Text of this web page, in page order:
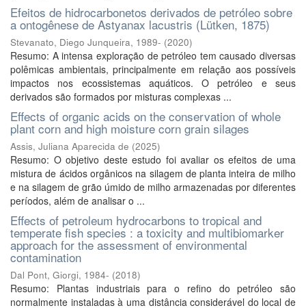
Efeitos de hidrocarbonetos derivados de petróleo sobre
a ontogênese de Astyanax lacustris (Lütken, 1875)
Stevanato, Diego Junqueira, 1989- (2020)
Resumo: A intensa exploração de petróleo tem causado diversas
polêmicas ambientais, principalmente em relação aos possíveis
impactos nos ecossistemas aquáticos. O petróleo e seus
derivados são formados por misturas complexas ...
Effects of organic acids on the conservation of whole
plant corn and high moisture corn grain silages
Assis, Juliana Aparecida de (2025)
Resumo: O objetivo deste estudo foi avaliar os efeitos de uma
mistura de ácidos orgânicos na silagem de planta inteira de milho
e na silagem de grão úmido de milho armazenadas por diferentes
períodos, além de analisar o ...
Effects of petroleum hydrocarbons to tropical and
temperate fish species : a toxicity and multibiomarker
approach for the assessment of environmental
contamination
Dal Pont, Giorgi, 1984- (2018)
Resumo: Plantas industriais para o refino do petróleo são
normalmente instaladas à uma distância considerável do local de